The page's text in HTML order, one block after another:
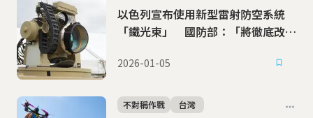
以色列宣布使用新型雷射防空系統
「鐵光束」 國防部：「將徹底改變
2026-01-05
不對稱作戰 台灣